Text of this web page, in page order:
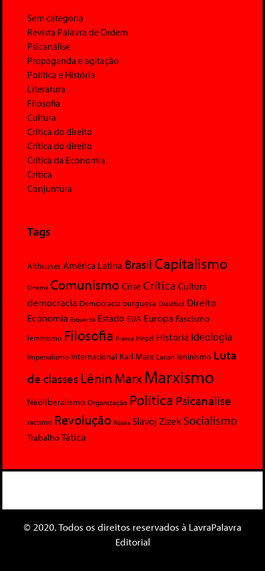
Sem categoria
Revista Palavra de Ordem
Psicanálise
Propaganda e agitação
Política e História
Literatura
Filosofia
Cultura
Crítica do direito
Crítica do direito
Crítica da Economia
Crítica
Conjuntura
Tags
Althusser América Latina Brasil Capitalismo
Cinema Comunismo Crise Crítica Cultura
democracia Democracia burguesa Dialética Direito
Economia Esquerda Estado EUA Europa Fascismo
feminismo Filosofia França Hegel História Ideologia
Imperialismo Internacional Karl Marx Lacan leninismo Luta
de classesLênin MarxMarxismo
Neoliberalismo Organização Política Psicanalise
racismo Revolução Rússia Slavoj Zizek Socialismo
Trabalho Tática
© 2020. Todos os direitos reservados à LavraPalavra
Editorial